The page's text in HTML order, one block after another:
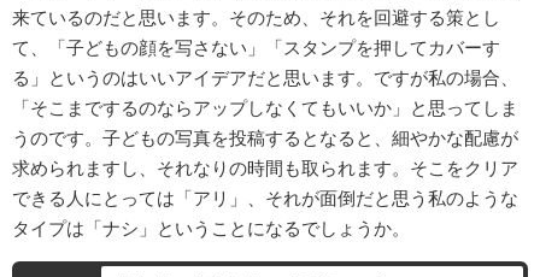
来ているのだと思います。そのため、それを回避する策とし
て、「子どもの顔を写さない」「スタンプを押してカバーす
る」というのはいいアイデアだと思います。ですが私の場合、
「そこまでするのならアップしなくてもいいか」と思ってしま
うのです。子どもの写真を投稿するとなると、細やかな配慮が
求められますし、それなりの時間も取られます。そこをクリア
できる人にとっては「アリ」、それが面倒だと思う私のような
タイプは「ナシ」ということになるでしょうか。